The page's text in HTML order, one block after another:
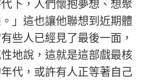
下，人們懷抱夢想、想聚
」這也讓他聯想到近期體
些人已經見了最後一面，
地說，這就是這部戲最核
代，或許有人正等著自己